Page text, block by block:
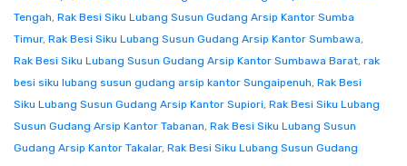
Tengah, Rak Besi Siku Lubang Susun Gudang Arsip Kantor Sumba
Timur, Rak Besi Siku Lubang Susun Gudang Arsip Kantor Sumbawa,
Rak Besi Siku Lubang Susun Gudang Arsip Kantor Sumbawa Barat, rak
besi siku lubang susun gudang arsip kantor Sungaipenuh, Rak Besi
Siku Lubang Susun Gudang Arsip Kantor Supiori, Rak Besi Siku Lubang
Susun Gudang Arsip Kantor Tabanan, Rak Besi Siku Lubang Susun
Gudang Arsip Kantor Takalar, Rak Besi Siku Lubang Susun Gudang